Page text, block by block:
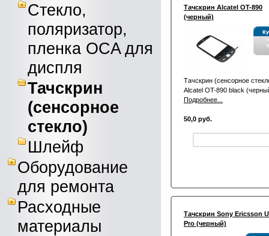
Стекло,
поляризатор,
пленка OCA для
диспля
Тачскрин
(сенсорное
стекло)
Шлейф
Оборудование
для ремонта
Расходные
материалы
Тачскрин Alcatel OT-890
(черный)
Тачскрин (сенсорное
Alcatel OT-890 black
Подробнее...
50,0 руб.
Тачскрин Sony Ericsson
Pro (черный)